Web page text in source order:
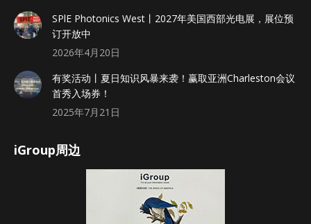
SPlE Photonics West丨2027年美国西部光电展，展位预
订开放中
2026年4月20日
有奖活动丨夏日知识风暴来袭！赢取亚洲Charleston会议
首秀入场券！
2025年7月21日
iGroup周边